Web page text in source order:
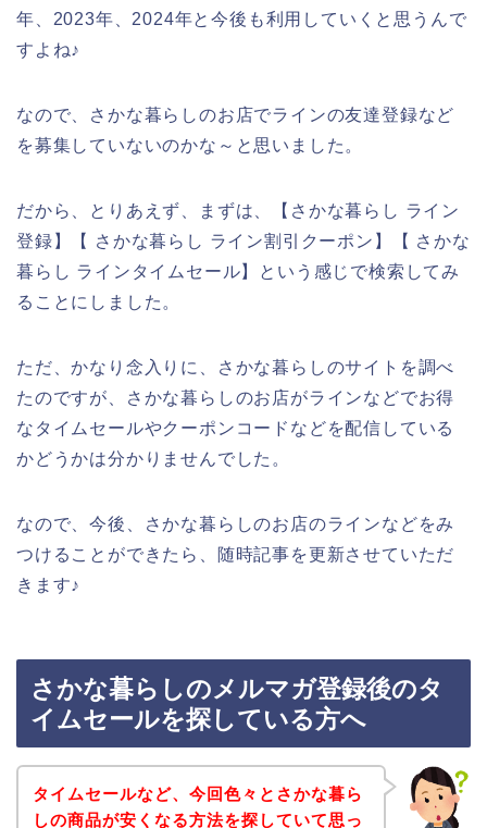
年、2023年、2024年と今後も利用していくと思うんで
すよね♪
なので、さかな暮らしのお店でラインの友達登録など
を募集していないのかな～と思いました。
だから、とりあえず、まずは、【さかな暮らし ライン
登録】【 さかな暮らし ライン割引クーポン】【 さかな
暮らし ラインタイムセール】という感じで検索してみ
ることにしました。
ただ、かなり念入りに、さかな暮らしのサイトを調べ
たのですが、さかな暮らしのお店がラインなどでお得
なタイムセールやクーポンコードなどを配信している
かどうかは分かりませんでした。
なので、今後、さかな暮らしのお店のラインなどをみ
つけることができたら、随時記事を更新させていただ
きます♪
さかな暮らしのメルマガ登録後のタ
イムセールを探している方へ
タイムセールなど、今回色々とさかな暮ら
しの商品が安くなる方法を探していて思っ